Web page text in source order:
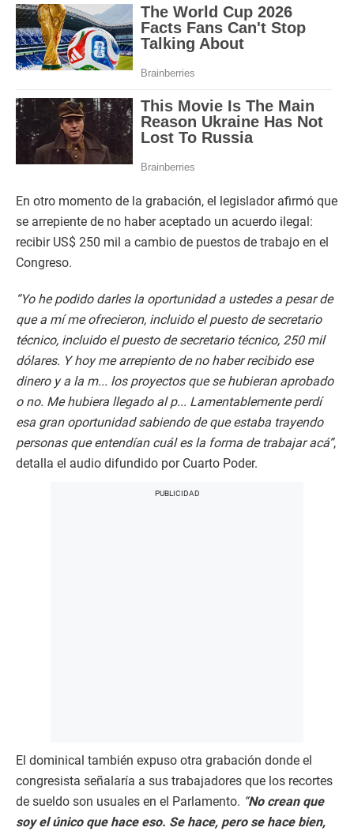
En otro momento de la grabación, el legislador afirmó que
se arrepiente de no haber aceptado un acuerdo ilegal:
recibir US$ 250 mil a cambio de puestos de trabajo en el
Congreso.
“Yo he podido darles la oportunidad a ustedes a pesar de
que a mí me ofrecieron, incluido el puesto de secretario
técnico, incluido el puesto de secretario técnico, 250 mil
dólares. Y hoy me arrepiento de no haber recibido ese
dinero y a la m... los proyectos que se hubieran aprobado
o no. Me hubiera llegado al p... Lamentablemente perdí
esa gran oportunidad sabiendo de que estaba trayendo
personas que entendían cuál es la forma de trabajar acá”,
detalla el audio difundido por Cuarto Poder.
El dominical también expuso otra grabación donde el
congresista señalaría a sus trabajadores que los recortes
de sueldo son usuales en el Parlamento. “No crean que
soy el único que hace eso. Se hace, pero se hace bien,